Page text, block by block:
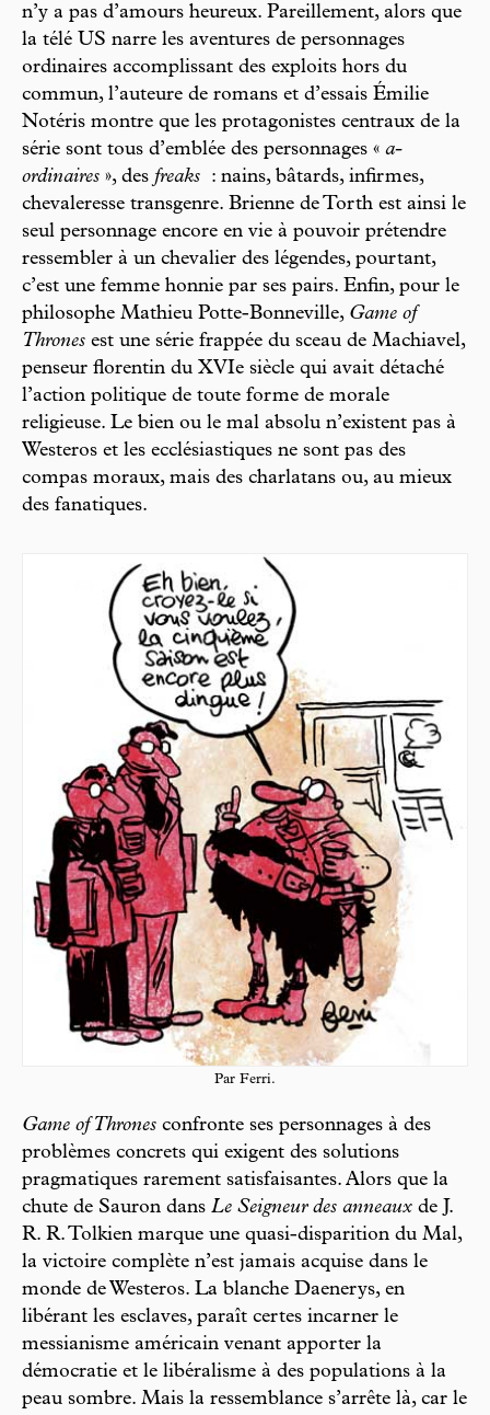
n’y a pas d’amours heureux. Pareillement, alors que
la télé US narre les aventures de personnages
ordinaires accomplissant des exploits hors du
commun, l’auteure de romans et d’essais Émilie
Notéris montre que les protagonistes centraux de la
série sont tous d’emblée des personnages « a-
ordinaires », des freaks : nains, bâtards, infirmes,
chevaleresse transgenre. Brienne de Torth est ainsi le
seul personnage encore en vie à pouvoir prétendre
ressembler à un chevalier des légendes, pourtant,
c’est une femme honnie par ses pairs. Enfin, pour le
philosophe Mathieu Potte-Bonneville, Game of
Thrones est une série frappée du sceau de Machiavel,
penseur florentin du XVIe siècle qui avait détaché
l’action politique de toute forme de morale
religieuse. Le bien ou le mal absolu n’existent pas à
Westeros et les ecclésiastiques ne sont pas des
compas moraux, mais des charlatans ou, au mieux
des fanatiques.
Par Ferri.
Game of Thrones confronte ses personnages à des
problèmes concrets qui exigent des solutions
pragmatiques rarement satisfaisantes. Alors que la
chute de Sauron dans Le Seigneur des anneaux de J.
R. R. Tolkien marque une quasi-disparition du Mal,
la victoire complète n’est jamais acquise dans le
monde de Westeros. La blanche Daenerys, en
libérant les esclaves, paraît certes incarner le
messianisme américain venant apporter la
démocratie et le libéralisme à des populations à la
peau sombre. Mais la ressemblance s’arrête là, car le